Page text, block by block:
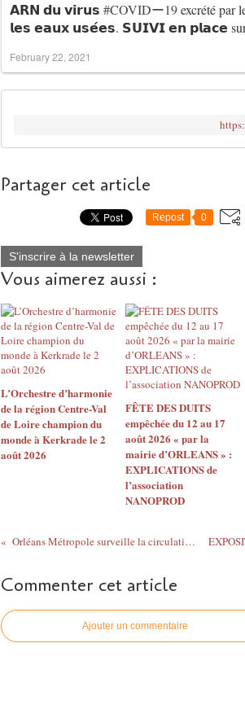
𝗔𝗥𝗡 𝗱𝘂 𝘃𝗶𝗿𝘂𝘀 #COVIDー19excrété
𝗹𝗲𝘀 𝗲𝗮𝘂𝘅 𝘂𝘀𝗲́𝗲𝘀. 𝗦𝗨𝗜𝗩𝗜 𝗲𝗻 𝗽𝗹𝗮𝗰𝗲
February 22, 2021
Partager cet article
Repost 0
S'inscrire à la newsletter
Vous aimerez aussi :
L’Orchestre d’harmonie
de la région Centre-Val
de Loire champion du
monde à Kerkrade le 2
août 2026
FÊTE DES DUITS
empêchée du 12 au 17
août 2026 « par la
mairie d’ORLEANS » :
EXPLICATIONS de
l’association
NANOPROD
Orléans Métropole surveille la circulation du COVID-19 grâce aux réseaux d’assainissement
Commenter cet article
Ajouter un commentaire